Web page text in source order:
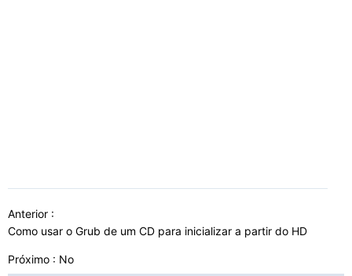
Anterior :
Como usar o Grub de um CD para inicializar a partir do HD
Próximo : No